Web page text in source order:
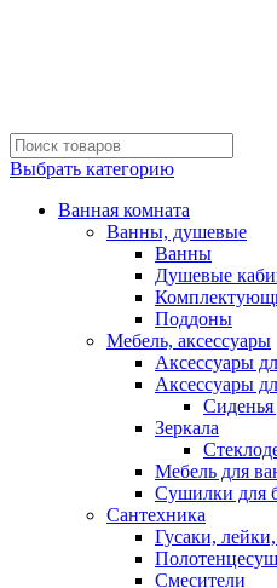
Выбрать категорию
Ванная комната
Ванны, душевые
Ванны
Душевые
Поддоны
Мебель, аксессуары
Аксессуары
Аксессуары
Сиденья
Зеркала
Мебель для
Сушилки для
Сантехника
Гусаки,
Смесители